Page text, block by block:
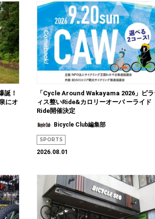
誕！
にオ
「Cycle Around Wakayama 2026」ピラ
ィス整いRide&カロリーオーバ ーライド
Ride開催決定
Bicycle Club編集部
SPORTS
2026.08.01